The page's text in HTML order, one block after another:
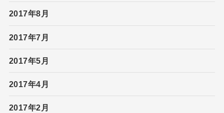
2017年8月
2017年7月
2017年5月
2017年4月
2017年2月